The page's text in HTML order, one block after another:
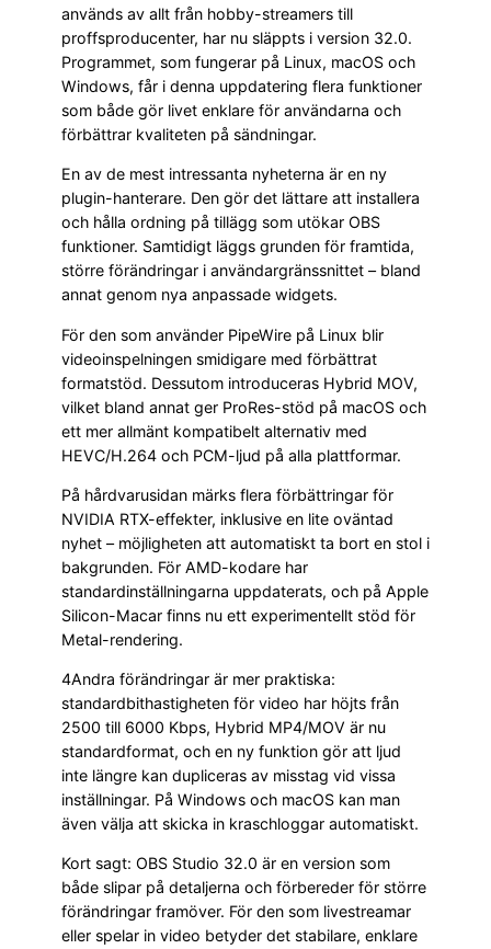
används av allt från hobby-streamers till
proffsproducenter, har nu släppts i version 32.0.
Programmet, som fungerar på Linux, macOS och
Windows, får i denna uppdatering flera funktioner
som både gör livet enklare för användarna och
förbättrar kvaliteten på sändningar.
En av de mest intressanta nyheterna är en ny
plugin-hanterare. Den gör det lättare att installera
och hålla ordning på tillägg som utökar OBS
funktioner. Samtidigt läggs grunden för framtida,
större förändringar i användargränssnittet – bland
annat genom nya anpassade widgets.
För den som använder PipeWire på Linux blir
videoinspelningen smidigare med förbättrat
formatstöd. Dessutom introduceras Hybrid MOV,
vilket bland annat ger ProRes-stöd på macOS och
ett mer allmänt kompatibelt alternativ med
HEVC/H.264 och PCM-ljud på alla plattformar.
På hårdvarusidan märks flera förbättringar för
NVIDIA RTX-effekter, inklusive en lite oväntad
nyhet – möjligheten att automatiskt ta bort en stol i
bakgrunden. För AMD-kodare har
standardinställningarna uppdaterats, och på Apple
Silicon-Macar finns nu ett experimentellt stöd för
Metal-rendering.
4Andra förändringar är mer praktiska:
standardbithastigheten för video har höjts från
2500 till 6000 Kbps, Hybrid MP4/MOV är nu
standardformat, och en ny funktion gör att ljud
inte längre kan dupliceras av misstag vid vissa
inställningar. På Windows och macOS kan man
även välja att skicka in kraschloggar automatiskt.
Kort sagt: OBS Studio 32.0 är en version som
både slipar på detaljerna och förbereder för större
förändringar framöver. För den som livestreamar
eller spelar in video betyder det stabilare, enklare